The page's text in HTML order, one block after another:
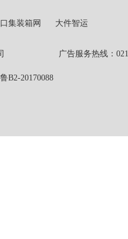
集装箱网
大件智运
公司 广告服务热线：021-
B2-20170088